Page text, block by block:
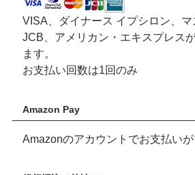
VISA、ダイナース イプシロン、マ
JCB、アメリカン・エキスプレス
ます。
お支払い回数は1回のみ
Amazon Pay
Amazonのアカウントでお支払いが